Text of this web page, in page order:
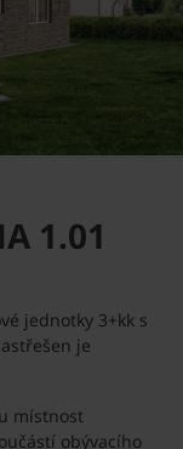
1.01
jednotky 3+kk s
je
místnost
obývacího